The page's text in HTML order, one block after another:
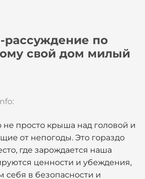
рассуждение по
свой дом милый
не просто крыша над головой и
от непогоды. Это гораздо
где зарождается наша
ценности и убеждения,
себя в безопасности и